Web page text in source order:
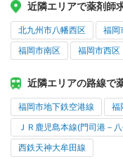
近隣エリアで薬剤師
北九州市八幡西区 福岡
福岡市南区 福岡市西区
近隣エリアの路線で
福岡市地下鉄空港線 福
ＪＲ鹿児島本線(門司港－
西鉄天神大牟田線